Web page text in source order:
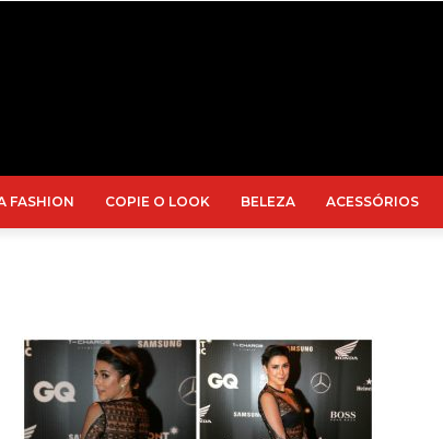
FASHION COPIE O LOOK BELEZA ACESSÓRIOS